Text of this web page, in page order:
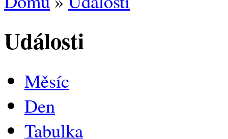
Události
Měsíc
Den
Tabulka